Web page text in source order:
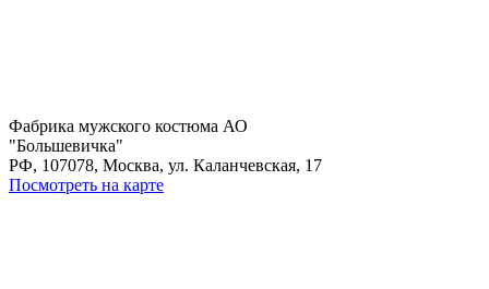
Фабрика мужского костюма АО
"Большевичка"
РФ, 107078, Москва, ул. Каланчевская, 17
Посмотреть на карте